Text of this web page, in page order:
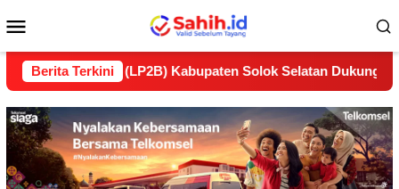
ke
Mobile
Berita Terkini
(LP2B) Kabupaten Solok Selatan Dukung Ketahanan